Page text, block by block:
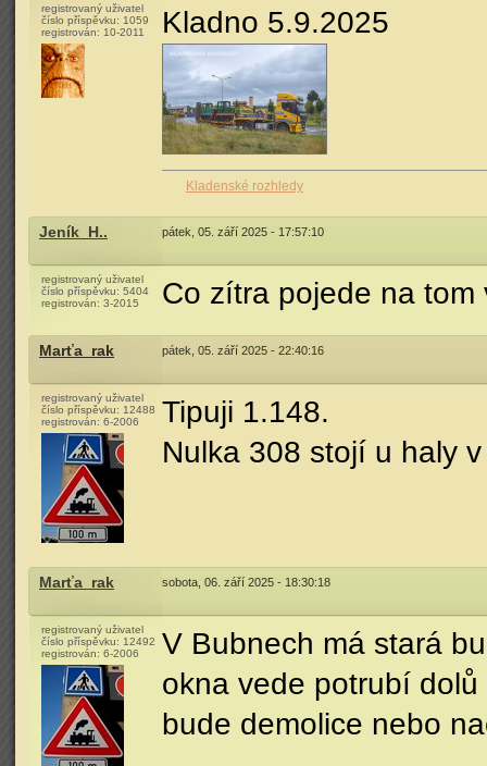
registrovaný uživatel
číslo příspěvku: 1059
registrován: 10-2011 Kladno 5.9.2025
Kladenské rozhledy
Jeník_H.. pátek, 05. září 2025 - 17:57:10
registrovaný uživatel
číslo příspěvku: 5404
registrován: 3-2015 Co zítra pojede na
Marťa_rak pátek, 05. září 2025 - 22:40:16
registrovaný uživatel
číslo příspěvku: 12488
registrován: 6-2006
Tipuji 1.148.
Nulka 308 stojí u haly
Marťa_rak sobota, 06. září 2025 - 18:30:18
registrovaný uživatel
číslo příspěvku: 12492
registrován: 6-2006
V Bubnech má stará
okna vede potrubí
bude demolice nebo